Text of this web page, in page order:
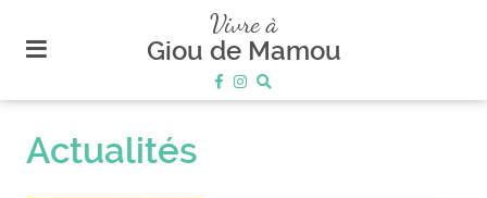
site
aller
menu
Vivre à
Giou de Mamou
Actualités